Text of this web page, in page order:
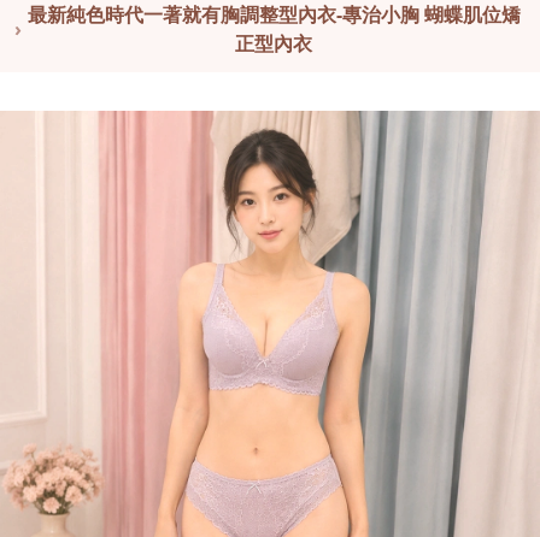
›
最新純色時代一著就有胸調整型內衣-專治小胸 蝴蝶肌位矯
正型內衣